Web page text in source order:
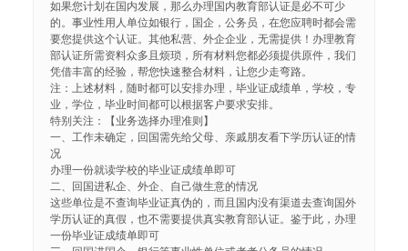
如果您计划在国内发展，那么办理国内教育部认证是必不可少
的。事业性用人单位如银行，国企，公务员，在您应聘时都会需
要您提供这个认证。其他私营、外企企业，无需提供！办理教育
部认证所需资料众多且烦琐，所有材料您都必须提供原件，我们
凭借丰富的经验，帮您快速整合材料，让您少走弯路。
注：上述材料，随时都可以安排办理，毕业证成绩单，学校，专
业，学位，毕业时间都可以根据客户要求安排。
特别关注：【业务选择办理准则】
一、工作未确定，回国需先给父母、亲戚朋友看下学历认证的情
况
办理一份就读学校的毕业证成绩单即可
二、回国进私企、外企、自己做生意的情况
这些单位是不查询毕业证真伪的，而且国内没有渠道去查询国外
学历认证的真假，也不需要提供真实教育部认证。鉴于此，办理
一份毕业证成绩单即可